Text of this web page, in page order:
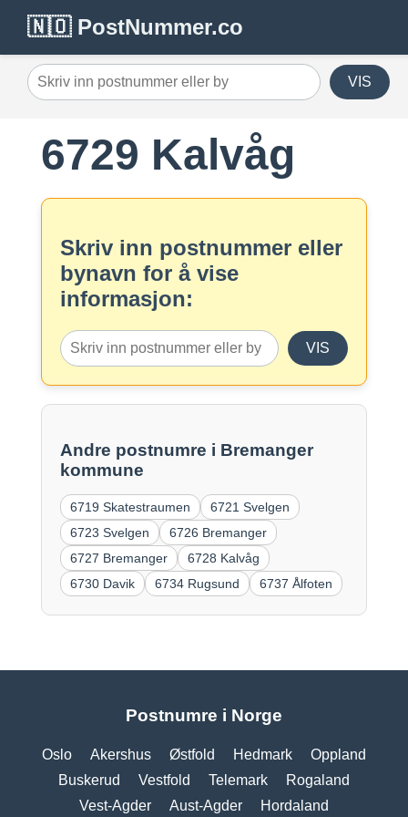
🇳🇴 PostNummer.co
VIS
6729 Kalvåg
Skriv inn postnummer eller
bynavn for å vise
informasjon:
VIS
Andre postnumre i Bremanger
kommune
6719 Skatestraumen
6721 Svelgen
6723 Svelgen
6726 Bremanger
6727 Bremanger
6728 Kalvåg
6730 Davik
6734 Rugsund 6737 Ålfoten
Postnumre i Norge
Oslo Akershus Østfold Hedmark
Oppland
Buskerud
Vestfold Telemark
Rogaland
Vest-Agder
Aust-Agder Hordaland